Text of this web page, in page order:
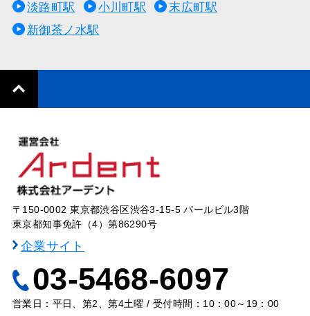
淡路町駅
小川町駅
末広町駅
新御茶ノ水駅
〒150-0002 東京都渋谷区渋谷3-15-5 パールビル3階
東京都知事免許（4）第86290号
企業サイト
03-5468-6097
営業日：平日、第2、第4土曜 / 受付時間：10：00～19：00